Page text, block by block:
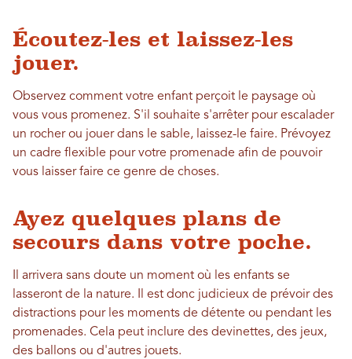
Écoutez-les et laissez-les
jouer.
Observez comment votre enfant perçoit le paysage où
vous vous promenez. S'il souhaite s'arrêter pour escalader
un rocher ou jouer dans le sable, laissez-le faire. Prévoyez
un cadre flexible pour votre promenade afin de pouvoir
vous laisser faire ce genre de choses.
Ayez quelques plans de
secours dans votre poche.
Il arrivera sans doute un moment où les enfants se
lasseront de la nature. Il est donc judicieux de prévoir des
distractions pour les moments de détente ou pendant les
promenades. Cela peut inclure des devinettes, des jeux,
des ballons ou d'autres jouets.